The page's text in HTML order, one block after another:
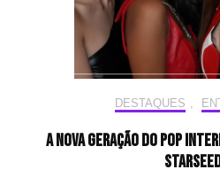
DESTAQUES ,
A nova geração do pop